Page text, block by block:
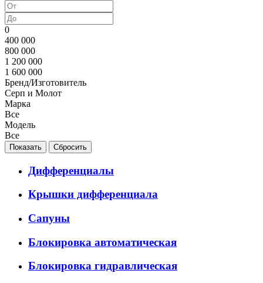
По популярности
0
400 000
800 000
1 200 000
1 600 000
Бренд/Изготовитель
Серп и Молот
Марка
Все
Модель
Все
Дифференциалы
Крышки дифференциала
Сапуны
Блокировка автоматическая
Блокировка гидравлическая